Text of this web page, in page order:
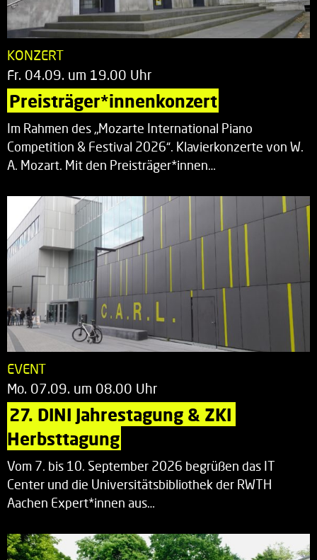
KONZERT
Fr. 04.09. um 19.00 Uhr
Preisträger*innenkonzert
Im Rahmen des „Mozarte International Piano
Competition & Festival 2026“. Klavierkonzerte von W.
A. Mozart. Mit den Preisträger*innen…
EVENT
Mo. 07.09. um 08.00 Uhr
27. DINI Jahrestagung & ZKI
Herbsttagung
Vom 7. bis 10. September 2026 begrüßen das IT
Center und die Universitätsbibliothek der RWTH
Aachen Expert*innen aus…